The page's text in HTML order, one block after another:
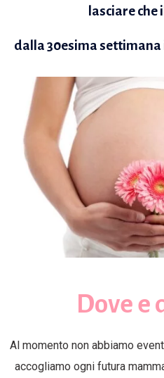
lasciare che
dalla 30esima
Dove e
Al momento non abbiamo
accogliamo ogni futura